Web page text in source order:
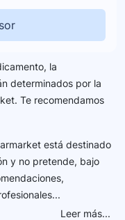
la
determinados por la
Te recomendamos
está destinado
y no pretende, bajo
Leer más...